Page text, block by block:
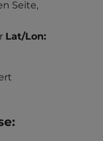
Seite,
Lat/Lon:
: